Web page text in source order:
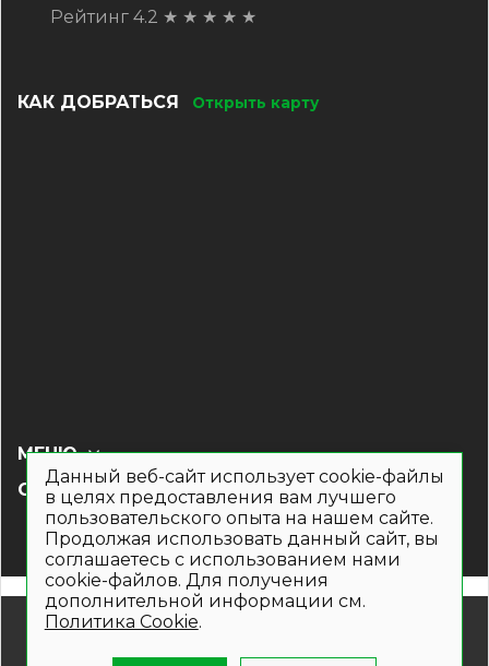
Рейтинг 4.2 ★ ★ ★ ★ ★
КАК ДОБРАТЬСЯ Открыть карту
СОЦ СЕТИ
МЕНЮ
© 2019- 2026. Общество с ограниченной ответственностью
Информация на сайте носит рекламно-информационный
Данный веб-сайт использует cookie-файлы
в целях предоставления вам лучшего
пользовательского опыта на нашем сайте.
Продолжая использовать данный сайт, вы
соглашаетесь с использованием нами
cookie-файлов. Для получения
дополнительной информации см.
Политика Cookie.